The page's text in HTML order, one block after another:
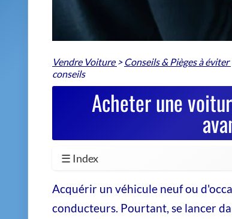
Vendre Voiture > Conseils & Pièges à éviter
conseils
Acheter une
☰ Index
Acquérir un véhicule neuf ou
conducteurs. Pourtant, se lancer